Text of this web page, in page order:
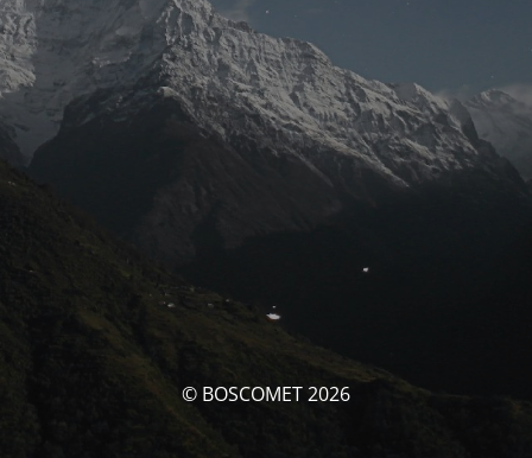
© BOSCOMET 2026